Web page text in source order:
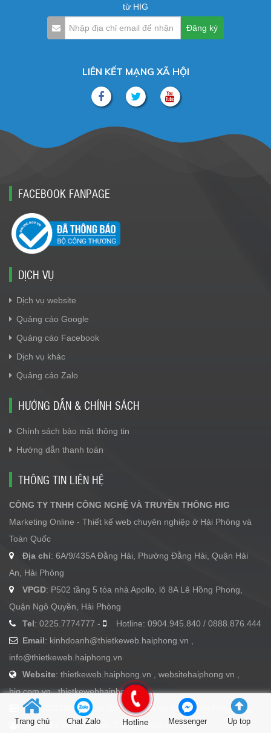
từ HIG
LIÊN KẾT MẠNG XÃ HỘI
FACEBOOK FANPAGE
DỊCH VỤ
Dịch vụ website
Quảng cáo Google
Quảng cáo Facebook
Dịch vụ khác
Quảng cáo Zalo
HƯỚNG DẪN & CHÍNH SÁCH
Chính sách bảo mật thông tin
Hướng dẫn thanh toán
THÔNG TIN LIÊN HỆ
CÔNG TY TNHH CÔNG NGHỆ VÀ TRUYỀN THÔNG HIG
Marketing Online - Thiết kế web chuyên nghiệp ở Hải Phòng và
Toàn Quốc
Địa chỉ: 6A/9/435A Đằng Hải, Phường Đằng Hải, Quận Hải
An, Hải Phòng
VPGD: P502 tầng 5 tòa nhà Apollo, lô 8A Lê Hồng Phong,
Quận Ngô Quyền, Hải Phòng
Tel: 0225.7774777 -
Hotline: 0904.945.840 / 0888.876.444
Email: kinhdoanh@thietkeweb.haiphong.vn
info@thietkeweb.haiphong.vn
Website: thietkeweb.haiphong.vn , websitehaiphong.vn ,
hig.com.vn , thietkewebhaiphong.vn
MST: 0201586962 do Sở kế hoạch và đầu tư Hải Phòng cấp
Người đại diện: Lê Văn Trung - Giám đốc
Trang chủ Chat Zalo Hotline Messenger Up top